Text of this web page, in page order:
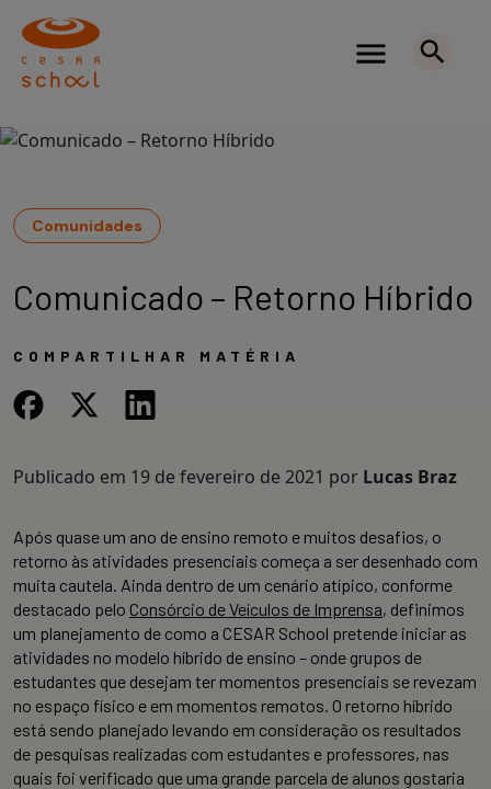
Comunidades
Comunicado – Retorno Híbrido
COMPARTILHAR MATÉRIA
Publicado em 19 de fevereiro de 2021 por Lucas Braz
Após quase um ano de ensino remoto e muitos desafios, o
retorno às atividades presenciais começa a ser desenhado com
muita cautela. Ainda dentro de um cenário atípico, conforme
destacado pelo Consórcio de Veículos de Imprensa, definimos
um planejamento de como a CESAR School pretende iniciar as
atividades no modelo híbrido de ensino – onde grupos de
estudantes que desejam ter momentos presenciais se revezam
no espaço físico e em momentos remotos. O retorno híbrido
está sendo planejado levando em consideração os resultados
de pesquisas realizadas com estudantes e professores, nas
quais foi verificado que uma grande parcela de alunos gostaria